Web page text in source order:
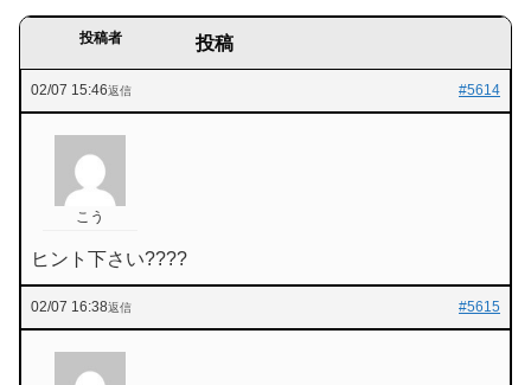
投稿者 投稿
02/07 15:46 #5614
返信
こう
ヒント下さい????
02/07 16:38 #5615
返信